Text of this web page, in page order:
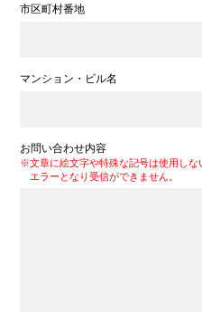
市区町村番地
マンション・ビル名
お問い合わせ内容
※文章に絵文字や特殊な記号は使用しな
エラーとなり受信ができません。